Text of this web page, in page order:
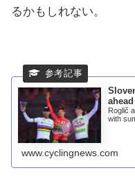
るかもしれない。
Roglič
with
www.cyclingnews.com